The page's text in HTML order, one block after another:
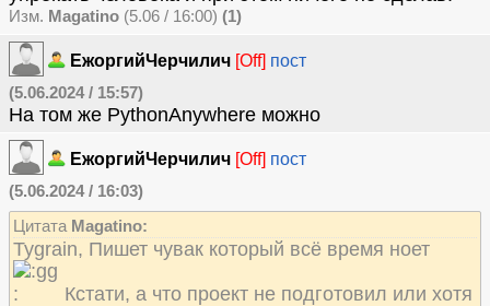
Изм. Magatino (5.06 / 16:00) (1)
ЕжоргийЧерчилич [Off] пост
(5.06.2024 / 15:57)
На том же PythonAnywhere можно
ЕжоргийЧерчилич [Off] пост
(5.06.2024 / 16:03)
Цитата Magatino:
Tygrain, Пишет чувак который всё время ноет
Кстати, а что проект не подготовил или хотя